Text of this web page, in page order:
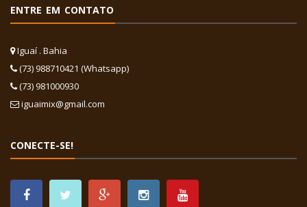
ENTRE EM CONTATO
Iguaí . Bahia
(73) 988710421 (Whatsapp)
(73) 981000930
iguaimix@gmail.com
CONECTE-SE!